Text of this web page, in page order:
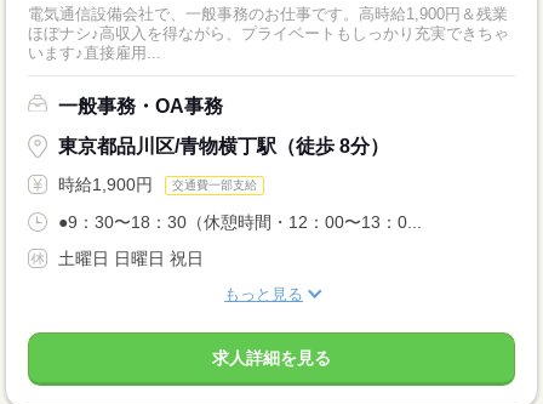
電気通信設備会社で、一般事務のお仕事です。高時給1,900円＆残業
ほぼナシ♪高収入を得ながら、プライベートもしっかり充実できちゃ
います♪直接雇用...
一般事務・OA事務
東京都品川区/青物横丁駅（徒歩 8分）
時給1,900円 交通費一部支給
●9：30〜18：30（休憩時間・12：00〜13：0...
土曜日 日曜日 祝日
もっと見る
求人詳細を見る